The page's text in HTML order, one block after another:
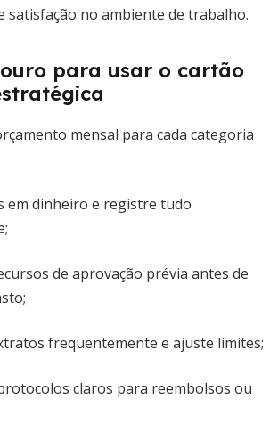
satisfação no ambiente de trabalho.
para usar o cartão
mensal para cada categoria
em dinheiro e registre tudo
de aprovação prévia antes de
frequentemente e ajuste limites;
claros para reembolsos ou